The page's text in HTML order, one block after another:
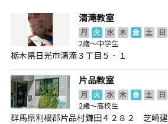
清滝教室
月 火 水 木 金 土
日
2歳～中学生
栃木県日光市清滝３丁目５‐１
片品教室
月 火 水 木 金 土
日
2歳～高校生
群馬県利根郡片品村鎌田４２８２ 芝崎